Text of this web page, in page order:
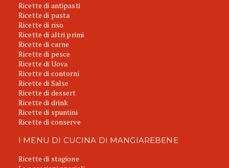
Ricette di antipasti
Ricette di pasta
Ricette di riso
Ricette di altri primi
Ricette di carne
Ricette di pesce
Ricette di Uova
Ricette di contorni
Ricette di Salse
Ricette di dessert
Ricette di drink
Ricette di spuntini
Ricette di conserve
I MENU DI CUCINA DI MANGIAREBENE
Ricette di stagione